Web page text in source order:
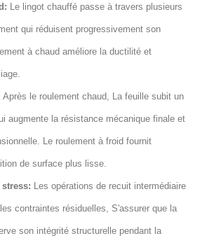
Le lingot chauffé passe à travers plusieurs
qui réduisent progressivement son
à chaud améliore la ductilité et
Après le roulement chaud, La feuille subit un
augmente la résistance mécanique finale et
Le roulement à froid fournit
de surface plus lisse.
Les opérations de recuit intermédiaire
contraintes résiduelles, S'assurer que la
son intégrité structurelle pendant la